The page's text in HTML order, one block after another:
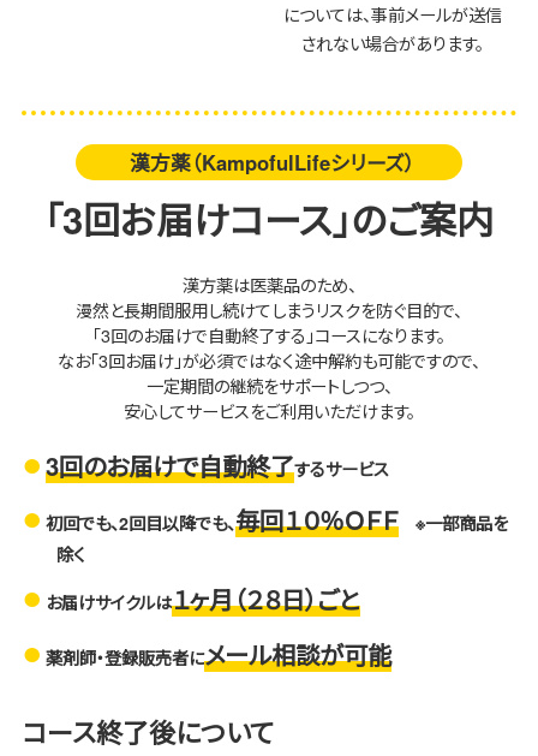
については、事前メールが送信
されない場合があります。
漢方薬（KampofulLifeシリーズ）
「3回お届けコース」のご案内
漢方薬は医薬品のため、
漫然と長期間服用し続けてしまうリスクを防ぐ目的で、
「3回のお届けで自動終了する」コースになります。
なお「3回お届け」が必須ではなく途中解約も可能ですので、
一定期間の継続をサポートしつつ、
安心してサービスをご利用いただけます。
3回のお届けで自動終了するサービス
初回でも、2回目以降でも、毎回１０％ＯＦＦ※一部商品を
除く
お届けサイクルは１ヶ月（２８日）ごと
薬剤師・登録販売者にメール相談が可能
コース終了後について